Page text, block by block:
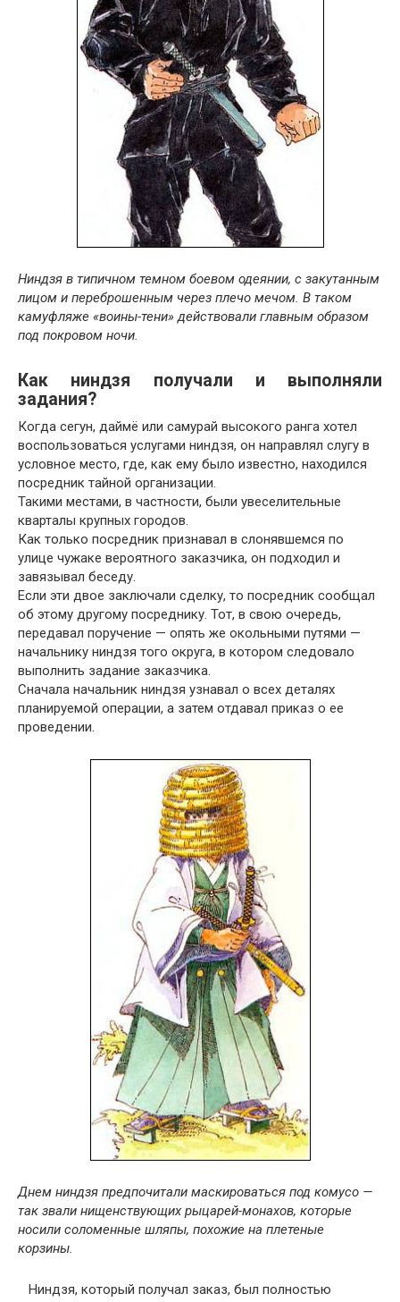
Ниндзя в типичном темном боевом одеянии, с закутанным
лицом и переброшенным через плечо мечом. В таком
камуфляже «воины-тени» действовали главным образом
под покровом ночи.
Как ниндзя получали и выполняли
задания?
Когда сегун, даймё или самурай высокого ранга хотел
воспользоваться услугами ниндзя, он направлял слугу в
условное место, где, как ему было известно, находился
посредник тайной организации.
Такими местами, в частности, были увеселительные
кварталы крупных городов.
Как только посредник признавал в слонявшемся по
улице чужаке вероятного заказчика, он подходил и
завязывал беседу.
Если эти двое заключали сделку, то посредник сообщал
об этому другому посреднику. Тот, в свою очередь,
передавал поручение — опять же окольными путями —
начальнику ниндзя того округа, в котором следовало
выполнить задание заказчика.
Сначала начальник ниндзя узнавал о всех деталях
планируемой операции, а затем отдавал приказ о ее
проведении.
Днем ниндзя предпочитали маскироваться под комусо —
так звали нищенствующих рыцарей-монахов, которые
носили соломенные шляпы, похожие на плетеные
корзины.
Ниндзя, который получал заказ, был полностью